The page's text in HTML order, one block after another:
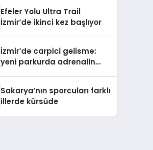
Efeler Yolu Ultra Trail
İzmir’de ikinci kez başlıyor
İzmir’de carpici gelisme:
yeni parkurda adrenalin
Sakarya’nın sporcuları farklı
illerde kürsüde